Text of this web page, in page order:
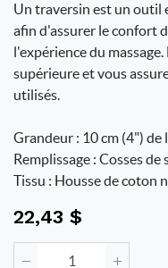
Un traversin est un outil
afin d'assurer le confort
l'expérience du
supérieure et vous
utilisés.
Grandeur : 10 cm (4")
Remplissage : Cosses
Tissu : Housse de coton
22,43 $